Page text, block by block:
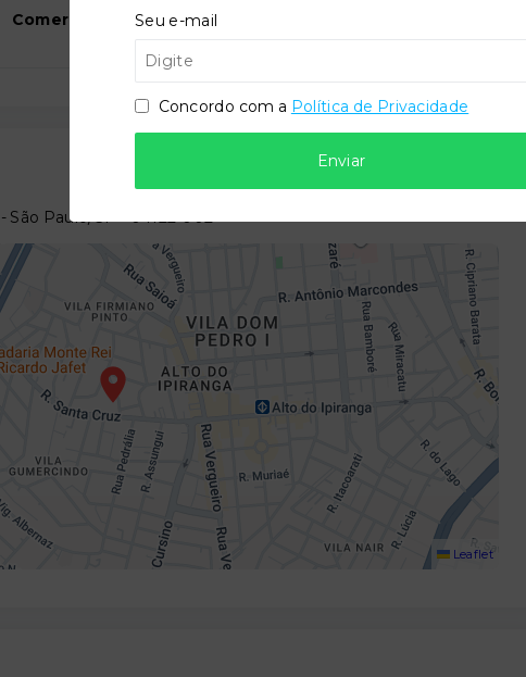
Comercial
São Paulo/SP- 04122-002
Leaflet
Seu e-mail
Concordo com a Política de Privacidade
Enviar